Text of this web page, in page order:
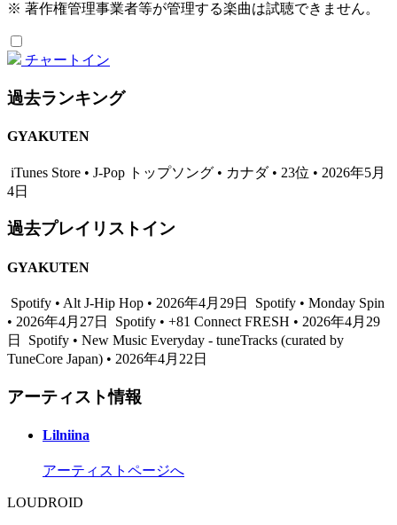
※ 著作権管理事業者等が管理する楽曲は試聴できません。
チャートイン
過去ランキング
GYAKUTEN
iTunes Store • J-Pop トップソング • カナダ • 23位 • 2026年5月
4日
過去プレイリストイン
GYAKUTEN
Spotify • Alt J-Hip Hop • 2026年4月29日
Spotify • Monday Spin
• 2026年4月27日
Spotify • +81 Connect FRESH • 2026年4月29
日
Spotify • New Music Everyday - tuneTracks (curated by
TuneCore Japan) • 2026年4月22日
アーティスト情報
Lilniina
アーティストページへ
LOUDROID